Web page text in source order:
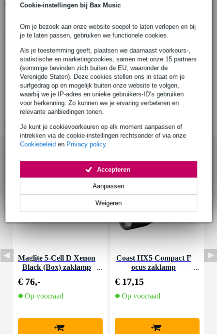
Cookie-instellingen bij Bax Music
Om je bezoek aan onze website soepel te laten verlopen en bij
je te laten passen, gebruiken we functionele cookies.
Als je toestemming geeft, plaatsen we daarnaast voorkeurs-,
statistische en marketingcookies, samen met onze 15 partners
(sommige bevinden zich buiten de EU, waaronder de
Verenigde Staten). Deze cookies stellen ons in staat om je
surfgedrag op en mogelijk buiten onze website te volgen,
waarbij we je IP-adres en unieke gebruikers-ID’s gebruiken
voor herkenning. Zo kunnen we je ervaring verbeteren en
relevante aanbiedingen tonen.
Je kunt je cookievoorkeuren op elk moment aanpassen of
intrekken via de cookie-instellingen rechtsonder of via onze
Cookiebeleid en Privacy policy.
Weigeren
Aanpassen
Accepteren
Gratis ophalen in de winkel
Productinformatie
Kenwood C-100569
oordopjes voor beveiligingsoortjes:
Motorola,
Kenwood,
Incotech,
set: 10 stuks
Bekijk alle productspecificaties
Maglite 5-Cell D Xenon
Black (Box) zaklamp
€ 76,-
Op voorraad
+
Coast HX5 Compact F
ocus zaklamp
€ 17,15
Op voorraad
+